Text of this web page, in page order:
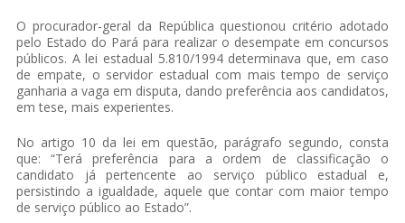
O procurador-geral da República questionou critério adotado
pelo Estado do Pará para realizar o desempate em concursos
públicos. A lei estadual 5.810/1994 determinava que, em caso
de empate, o servidor estadual com mais tempo de serviço
ganharia a vaga em disputa, dando preferência aos candidatos,
em tese, mais experientes.
No artigo 10 da lei em questão, parágrafo segundo, consta
que: “Terá preferência para a ordem de classificação o
candidato já pertencente ao serviço público estadual e,
persistindo a igualdade, aquele que contar com maior tempo
de serviço público ao Estado”.